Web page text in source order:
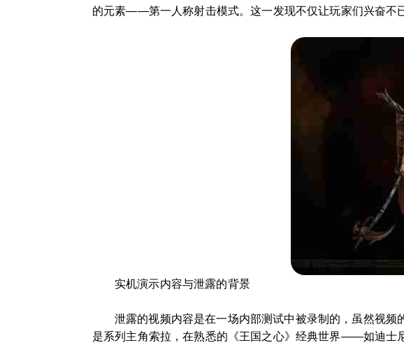
的元素——第一人称射击模式。这一发现不仅让玩家们兴奋不
实机演示内容与泄露的背景
泄露的视频内容是在一场内部测试中被录制的，虽然视
是系列主角索拉，在熟悉的《王国之心》经典世界——如迪士